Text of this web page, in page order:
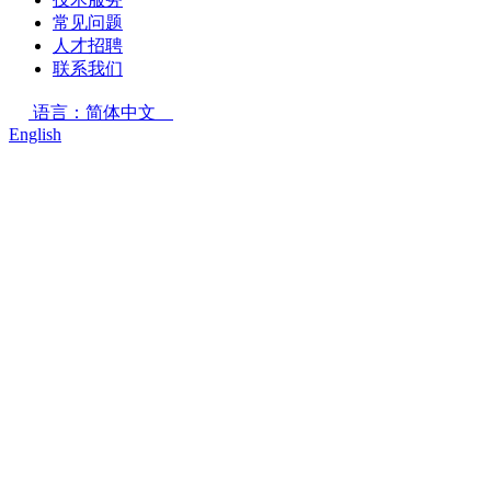
常见问题
人才招聘
联系我们
语言：简体中文
English